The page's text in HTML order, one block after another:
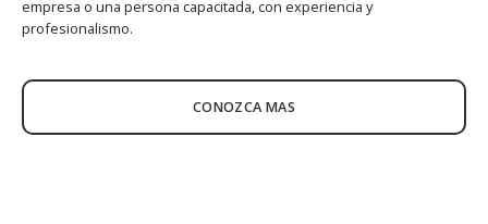
empresa o una persona capacitada, con experiencia y
profesionalismo.
CONOZCA MAS